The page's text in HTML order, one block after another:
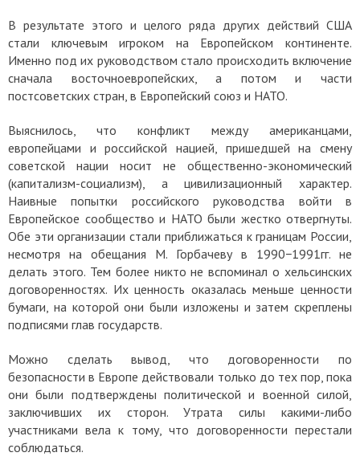
В результате этого и целого ряда других действий США
стали ключевым игроком на Европейском континенте.
Именно под их руководством стало происходить включение
сначала восточноевропейских, а потом и части
постсоветских стран, в Европейский союз и НАТО.
Выяснилось, что конфликт между американцами,
европейцами и российской нацией, пришедшей на смену
советской нации носит не общественно-экономический
(капитализм-социализм), а цивилизационный характер.
Наивные попытки российского руководства войти в
Европейское сообщество и НАТО были жестко отвергнуты.
Обе эти организации стали приближаться к границам России,
несмотря на обещания М. Горбачеву в 1990−1991гг. не
делать этого. Тем более никто не вспоминал о хельсинских
договоренностях. Их ценность оказалась меньше ценности
бумаги, на которой они были изложены и затем скреплены
подписями глав государств.
Можно сделать вывод, что договоренности по
безопасности в Европе действовали только до тех пор, пока
они были подтверждены политической и военной силой,
заключивших их сторон. Утрата силы какими-либо
участниками вела к тому, что договоренности перестали
соблюдаться.